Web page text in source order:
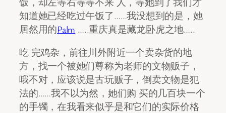
知道她已经吃过午饭了……我没想到的是，她
居然用的Palm …..重庆真是藏龙卧虎之地…..
吃 完鸡杂，前往川外附近一个卖杂货的地
方，找一个被她们尊称为老师的文物贩子，
哦不对，应该说是古玩贩子，倒卖文物是犯
法的……我不以为然，她们购 买的几百块一个
的手镯，在我看来似乎是和它们的实际价格